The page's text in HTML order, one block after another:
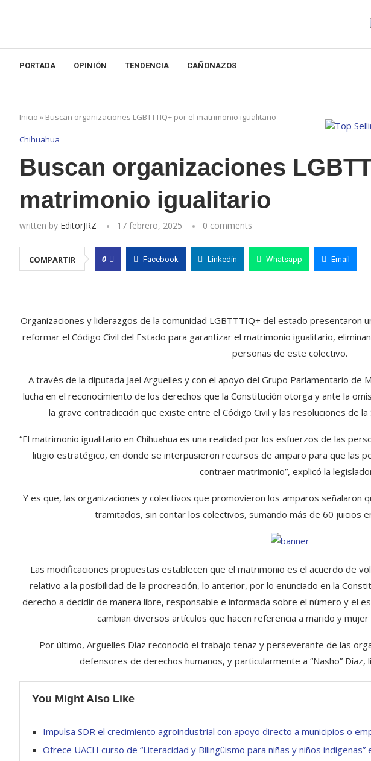
PORTADA OPINIÓN TENDENCIA CAÑONAZOS
Inicio » Buscan organizaciones LGBTTTIQ+ por el matrimonio igualitario
Chihuahua
Buscan organizaciones
matrimonio igualitario
written by EditorJRZ 17 febrero, 2025 0 comments
COMPARTIR 0 Facebook Linkedin Whatsapp Email
Organizaciones y liderazgos de la comunidad LGBTTTIQ+ del estado presentaron
reformar el Código Civil del Estado para garantizar el matrimonio igualitario,
personas de este colectivo.
A través de la diputada Jael Arguelles y con el apoyo del Grupo Parlamentario de
lucha en el reconocimiento de los derechos que la Constitución otorga y ante la
la grave contradicción que existe entre el Código Civil y las resoluciones de la
“El matrimonio igualitario en Chihuahua es una realidad por los esfuerzos de las
litigio estratégico, en donde se interpusieron recursos de amparo para que las
contraer matrimonio”, explicó la
Y es que, las organizaciones y colectivos que promovieron los amparos señalaron
tramitados, sin contar los colectivos, sumando más de 60 juicios
Las modificaciones propuestas establecen que el matrimonio es el acuerdo de
relativo a la posibilidad de la procreación, lo anterior, por lo enunciado en la
derecho a decidir de manera libre, responsable e informada sobre el número y el
cambian diversos artículos que hacen referencia a marido y
Por último, Arguelles Díaz reconoció el trabajo tenaz y perseverante de las
defensores de derechos humanos, y particularmente a “Nasho” Díaz,
You Might Also Like
Impulsa SDR el crecimiento agroindustrial con apoyo directo a municipios o
Ofrece UACH curso de “Literacidad y Bilingüismo para niñas y niños indígenas”